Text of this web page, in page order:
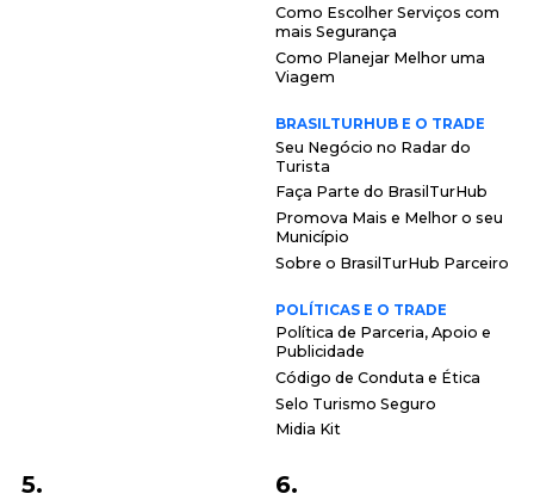
Como Escolher Serviços com
mais Segurança
Como Planejar Melhor uma
Viagem
BRASILTURHUB E O TRADE
Seu Negócio no Radar do
Turista
Faça Parte do BrasilTurHub
Promova Mais e Melhor o seu
Município
Sobre o BrasilTurHub Parceiro
POLÍTICAS E O TRADE
Política de Parceria, Apoio e
Publicidade
Código de Conduta e Ética
Selo Turismo Seguro
Midia Kit
5. 6.